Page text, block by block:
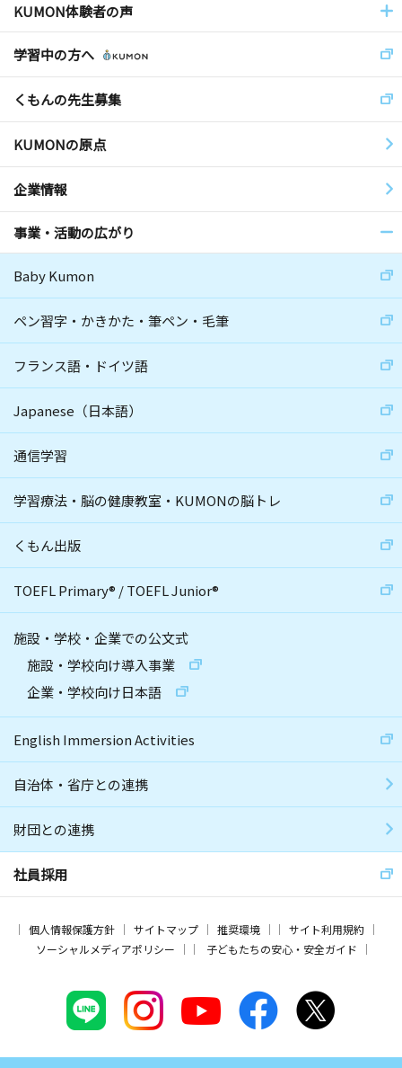
KUMON体験者の声
学習中の方へ
くもんの先生募集
KUMONの原点
企業情報
事業・活動の広がり
Baby Kumon
ペン習字・かきかた・筆ペン・毛筆
フランス語・ドイツ語
Japanese（日本語）
通信学習
学習療法・脳の健康教室・KUMONの脳トレ
くもん出版
TOEFL Primary® /TOEFL Junior®
施設・学校・企業での公文式
施設・学校向け導入事業
企業・学校向け日本語
English Immersion Activities
自治体・省庁との連携
財団との連携
社員採用
個人情報保護方針 サイトマップ 推奨環境
サイト利用規約
ソーシャルメディアポリシー
子どもたちの安心・安全ガイド